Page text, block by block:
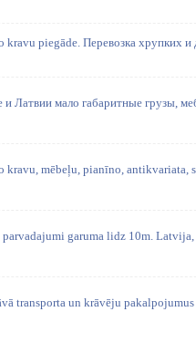
kravu piegāde. Перевозка хрупких
и Латвии мало габаритные грузы,
kravu, mēbeļu, pianīno, antikvariata,
parvadajumi garuma lidz 10m.
transporta un krāvēju